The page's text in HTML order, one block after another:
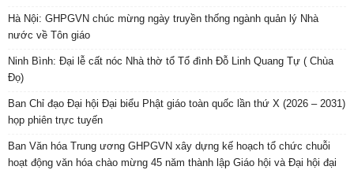
Hà Nội: GHPGVN chúc mừng ngày truyền thống ngành quản lý Nhà
nước về Tôn giáo
Ninh Bình: Đại lễ cất nóc Nhà thờ tổ Tổ đình Đỗ Linh Quang Tự ( Chùa
Đọ)
Ban Chỉ đạo Đại hội Đại biểu Phật giáo toàn quốc lần thứ X (2026 – 2031)
họp phiên trực tuyến
Ban Văn hóa Trung ương GHPGVN xây dựng kế hoạch tổ chức chuỗi
hoạt động văn hóa chào mừng 45 năm thành lập Giáo hội và Đại hội đại